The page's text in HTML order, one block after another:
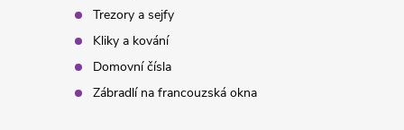
Trezory a sejfy
Kliky a kování
Domovní čísla
Zábradlí na francouzská okna